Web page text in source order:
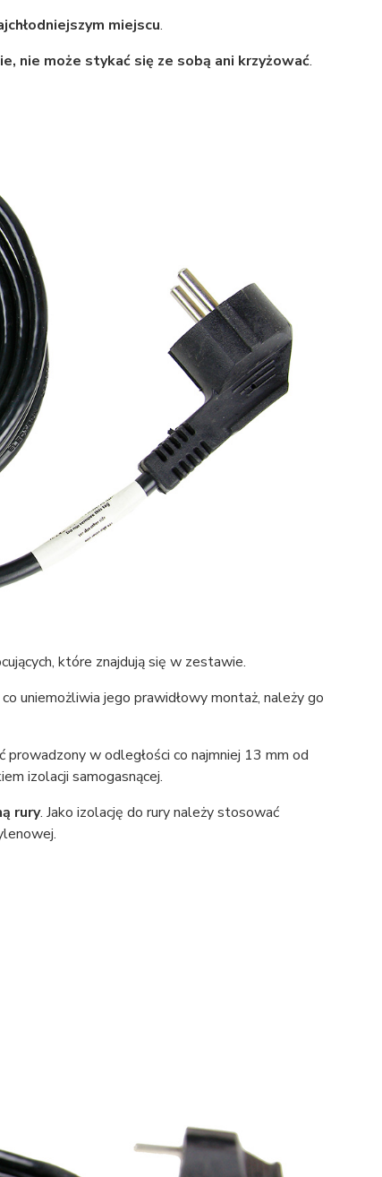
miejscu.
nie może stykać się ze sobą ani krzyżować.
które znajdują się w zestawie.
uniemożliwia jego prawidłowy montaż, należy go
w odległości co najmniej 13 mm od
izolacji samogasnącej.
rury. Jako izolację do rury należy stosować